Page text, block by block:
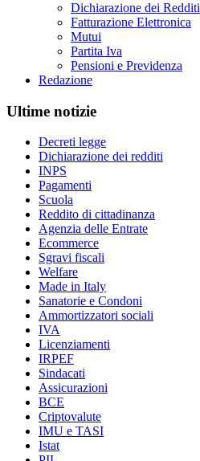
Dichiarazione dei Redditi
Fatturazione Elettronica
Mutui
Partita Iva
Pensioni e Previdenza
Redazione
Ultime notizie
Decreti legge
Dichiarazione dei redditi
INPS
Pagamenti
Scuola
Reddito di cittadinanza
Agenzia delle Entrate
Ecommerce
Sgravi fiscali
Welfare
Made in Italy
Sanatorie e Condoni
Ammortizzatori sociali
IVA
Licenziamenti
IRPEF
Sindacati
Assicurazioni
BCE
Criptovalute
IMU e TASI
Istat